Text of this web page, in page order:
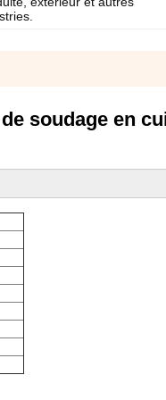
soudage en